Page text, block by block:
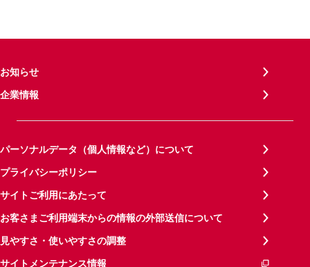
お知らせ
企業情報
パーソナルデータ（個人情報など）について
プライバシーポリシー
サイトご利用にあたって
お客さまご利用端末からの情報の外部送信について
見やすさ・使いやすさの調整
サイトメンテナンス情報